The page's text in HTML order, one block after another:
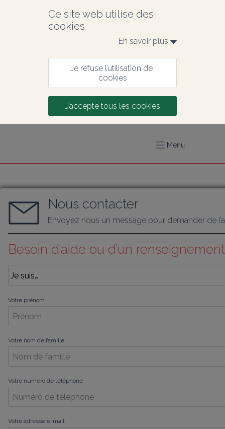
Ce site web utilise des
cookies
En savoir plus
Je refuse l’utilisation de
cookies
J’accepte tous les cookies
Menu
Nous contacter
Envoyez nous un message pour demander de
Besoin d’aide ou d’un
Votre prénom
Votre nom de famille
Votre numéro de téléphone
Votre adresse e-mail